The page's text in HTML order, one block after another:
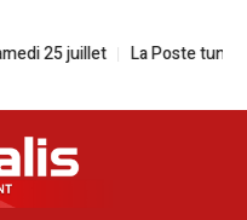
La Poste tunisienne |